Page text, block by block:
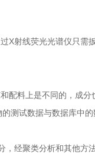
射线荧光光谱仪只需
料上是不同的，成分
测试数据与数据库中
经聚类分析和其他方